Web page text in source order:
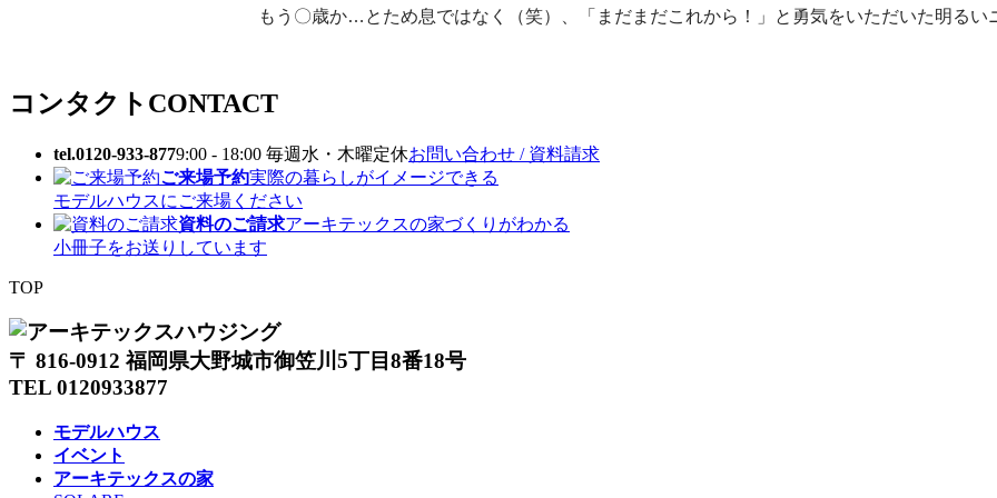
もう〇歳か…とため息ではなく（笑）、「まだまだこれから！」と勇気をいただいた明るい
コンタクト CONTACT
tel.0120-933-8779:00 - 18:00 毎週水・木曜定休お問い合わせ / 資料請求
ご来場予約実際の暮らしがイメージできる
モデルハウスにご来場ください
資料のご請求アーキテックスの家づくりがわかる
小冊子をお送りしています
TOP
〒 816-0912 福岡県大野城市御笠川5丁目8番18号
TEL 0120933877
モデルハウス
イベント
アーキテックスの家